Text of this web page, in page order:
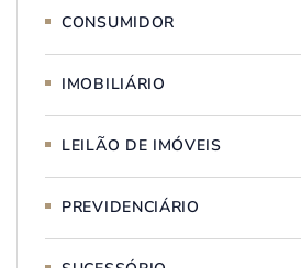
CONSUMIDOR
IMOBILIÁRIO
LEILÃO DE IMÓVEIS
PREVIDENCIÁRIO